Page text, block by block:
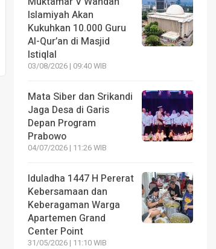
Islamiyah Akan
Kukuhkan 10.000 Guru
Al-Qur’an di Masjid
Istiqlal
03/08/2026 | 09:40 WIB
Mata Siber dan Srikandi
Jaga Desa di Garis
Depan Program
Prabowo
04/07/2026 | 11:26 WIB
Iduladha 1447 H Pererat
Kebersamaan dan
Keberagaman Warga
Apartemen Grand
Center Point
31/05/2026 | 11:10 WIB